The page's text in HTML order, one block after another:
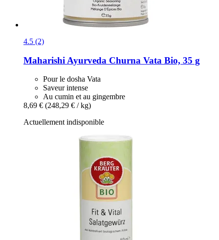
4.5 (2)
Maharishi Ayurveda Churna Vata Bio, 35 g
Pour le dosha Vata
Saveur intense
Au cumin et au gingembre
8,69 € (248,29 € / kg)
Actuellement indisponible